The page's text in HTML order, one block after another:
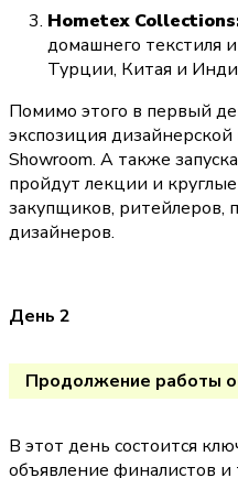
Hometex
домашнего текстиля
Турции, Китая и
Помимо этого в первый
экспозиция
Showroom. А также
пройдут лекции и
закупщиков, ритейлеров,
дизайнеров.
День 2
Продолжение работы
В этот день состоится
объявление финалистов